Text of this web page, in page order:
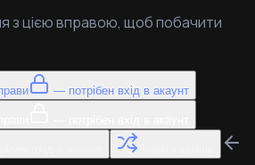
з цією вправою, щоб побачити
— потрібен вхід в акаунт